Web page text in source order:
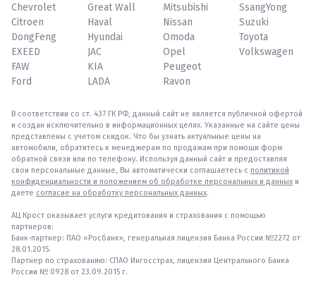
Chevrolet
Citroen
DongFeng
EXEED
FAW
Ford
Great Wall
Haval
Hyundai
JAC
KIA
LADA
Mitsubishi
Nissan
Omoda
Opel
Peugeot
Ravon
SsangYong
Suzuki
Toyota
Volkswagen
В соответствии со ст. 437 ГК РФ, данный сайт не является публичной офертой
и создан исключительно в информационных целях. Указанные на сайте цены
представлены с учетом скидок. Что бы узнать актуальные цены на
автомобили, обратитесь к менеджерам по продажам при помощи форм
обратной связи или по телефону. Используя данный сайт и предоставляя
свои персональные данные, Вы автоматически соглашаетесь с политикой
конфиденциальности и положением об обработке персональных и данных и
даете согласие на обработку персональных данных.
АЦ Крост оказывает услуги кредитования и страхования с помощью
партнеров:
Банк-партнер: ПАО «Росбанк», генеральная лицензия Банка России №2272 от
28.01.2015.
Партнер по страхованию: СПАО Ингосстрах, лицензия Центрального Банка
России № 0928 от 23.09.2015 г.